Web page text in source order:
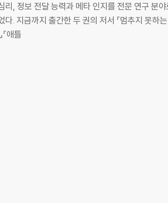
, 정보 전달 능력과 메타 인지를 전문 연구 분
지금까지 출간한 두 권의 저서 『멈추지 못하는
애틀